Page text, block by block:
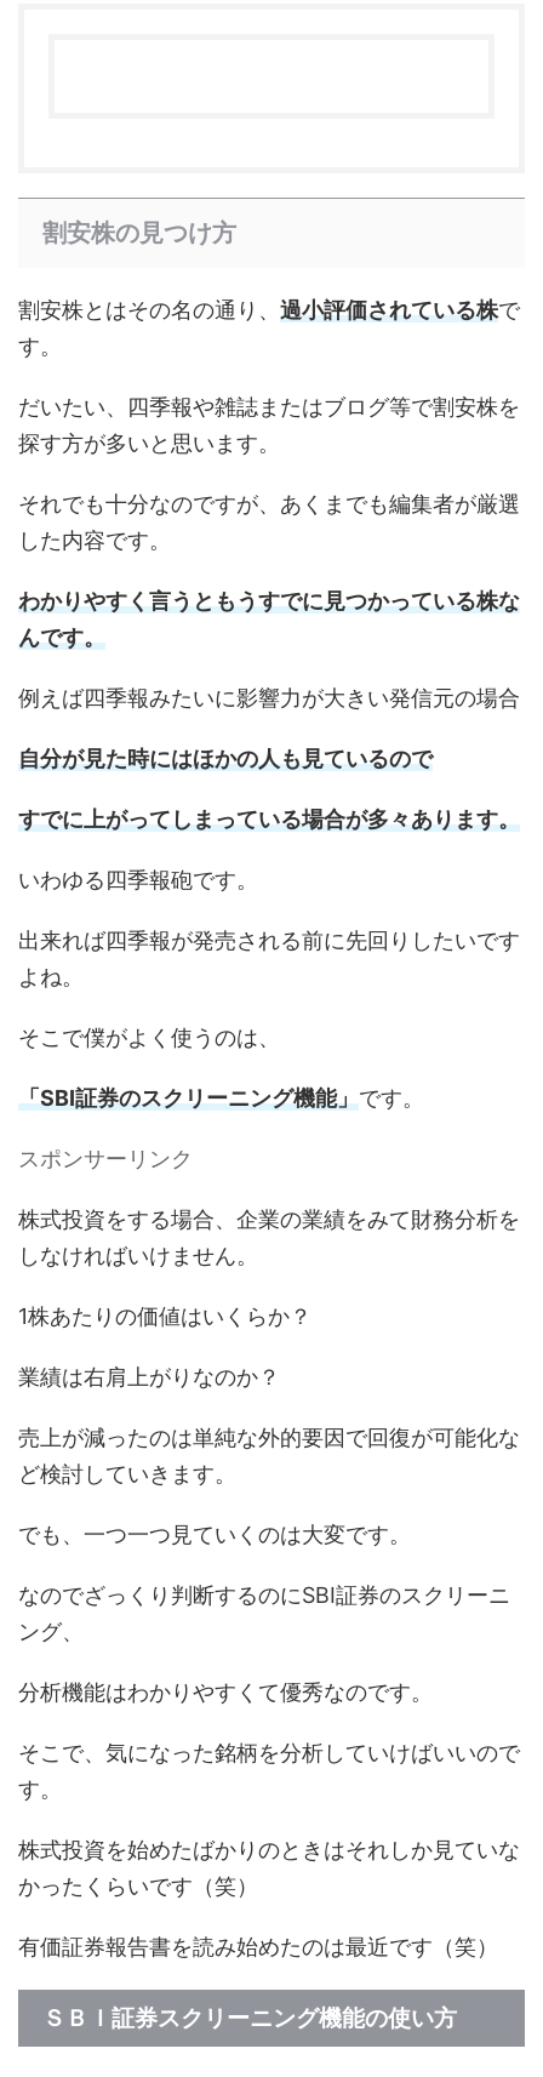
割安株の見つけ方
割安株とはその名の通り、 過小評価されている株で
す。
だいたい、四季報や雑誌またはブログ等で割安株を
探す方が多いと思います。
それでも十分なのですが、あくまでも編集者が厳選
した内容です。
わかりやすく言うともうすでに見つかっている株な
んです。
例えば四季報みたいに影響力が大きい発信元の場合
自分が見た時にはほかの人も見ているので
すでに上がってしまっている場合が多々あります。
いわゆる四季報砲です。
出来れば四季報が発売される前に先回りしたいです
よね。
そこで僕がよく使うのは、
「SBI証券のスクリーニング機能」です。
スポンサーリンク
株式投資をする場合、企業の業績をみて財務分析を
しなければいけません。
1株あたりの価値はいくらか？
業績は右肩上がりなのか？
売上が減ったのは単純な外的要因で回復が可能化な
ど検討していきます。
でも、一つ一つ見ていくのは大変です。
なのでざっくり判断するのにSBI証券のスクリーニ
ング、
分析機能はわかりやすくて優秀なのです。
そこで、気になった銘柄を分析していけばいいので
す。
株式投資を始めたばかりのときはそれしか見ていな
かったくらいです（笑）
有価証券報告書を読み始めたのは最近です（笑）
ＳＢＩ証券スクリーニング機能の使い方